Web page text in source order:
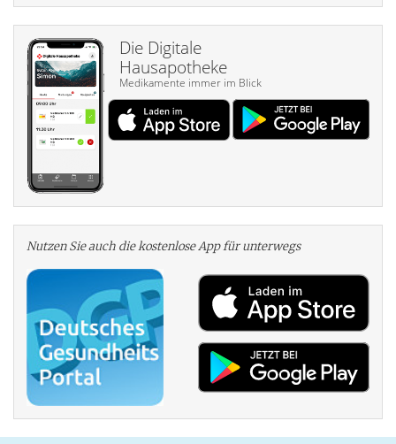
Die Digitale
Hausapotheke
Medikamente immer im Blick
Nutzen Sie auch die kosten­lose App für unterwegs